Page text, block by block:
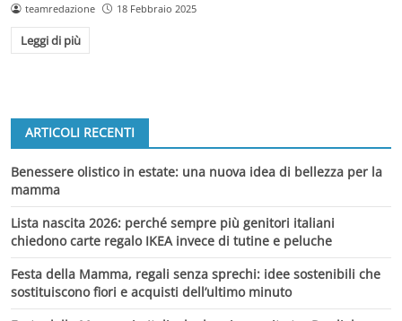
teamredazione 18 Febbraio 2025
Leggi di più
ARTICOLI RECENTI
Benessere olistico in estate: una nuova idea di bellezza per la
mamma
Lista nascita 2026: perché sempre più genitori italiani
chiedono carte regalo IKEA invece di tutine e peluche
Festa della Mamma, regali senza sprechi: idee sostenibili che
sostituiscono fiori e acquisti dell’ultimo minuto